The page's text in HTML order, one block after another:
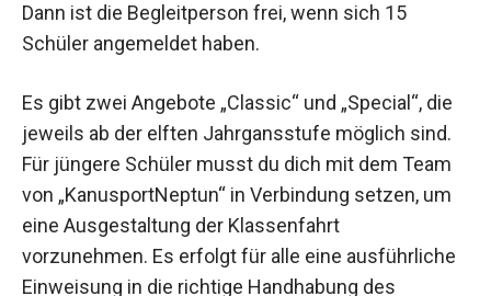
Dann ist die Begleitperson frei, wenn sich 15
Schüler angemeldet haben.
Es gibt zwei Angebote „Classic“ und „Special“, die
jeweils ab der elften Jahrgansstufe möglich sind.
Für jüngere Schüler musst du dich mit dem Team
von „KanusportNeptun“ in Verbindung setzen, um
eine Ausgestaltung der Klassenfahrt
vorzunehmen. Es erfolgt für alle eine ausführliche
Einweisung in die richtige Handhabung des